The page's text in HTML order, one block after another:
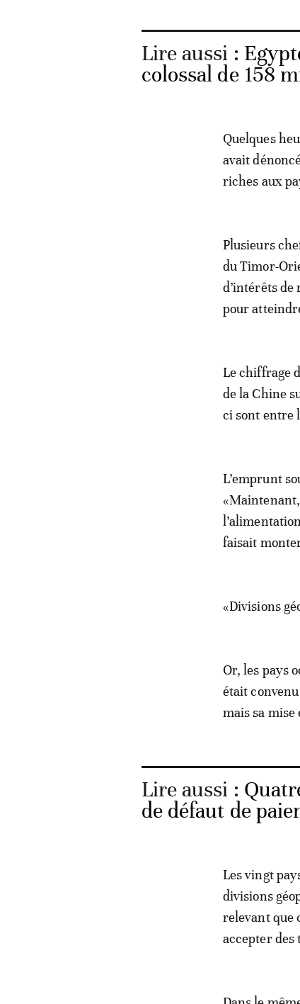
Lire aussi :
colossal de 158
Quelques
avait
riches aux
Plusieurs
du Timor-
d’intérêts de
pour
Le chiffrage
de la Chine
ci sont entre
L’emprunt
faisait
«Divisions
Or, les pays
était
mais sa
Lire aussi :
de défaut de
Les vingt
divisions
relevant que
accepter des